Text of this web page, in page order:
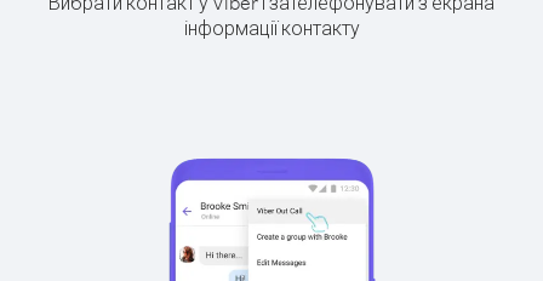
інформації контакту